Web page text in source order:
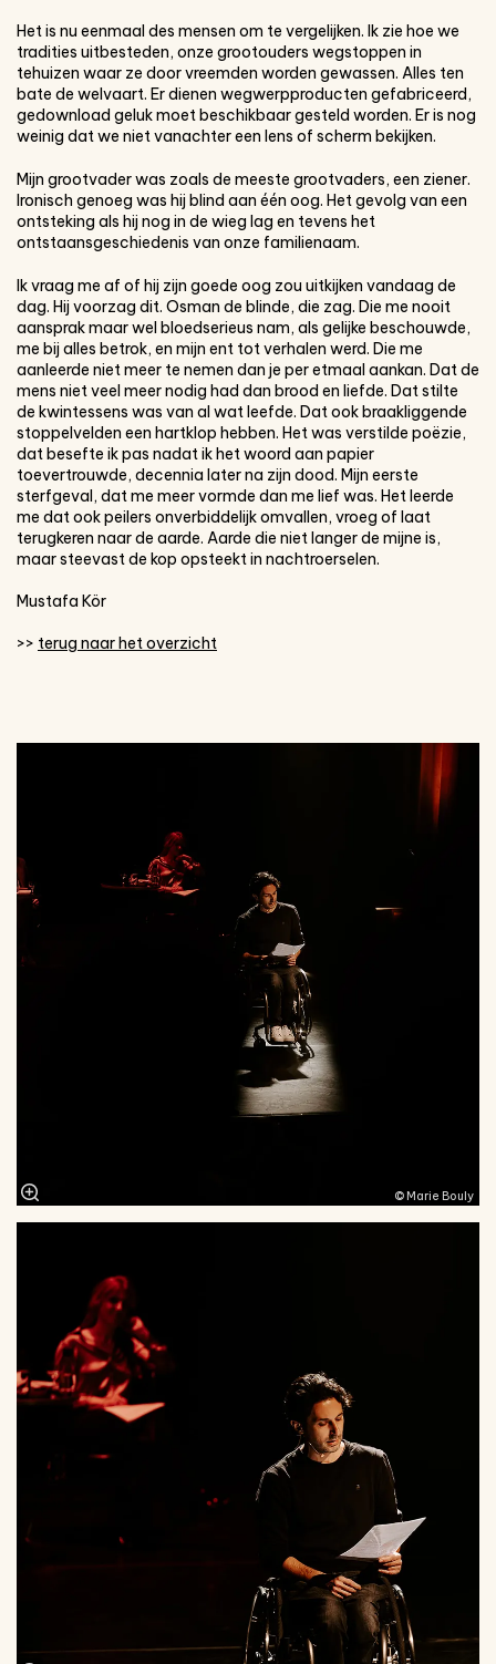
Het is nu eenmaal des mensen om te vergelijken. Ik zie hoe we
tradities uitbesteden, onze grootouders wegstoppen in
tehuizen waar ze door vreemden worden gewassen. Alles ten
bate de welvaart. Er dienen wegwerpproducten gefabriceerd,
gedownload geluk moet beschikbaar gesteld worden. Er is nog
weinig dat we niet vanachter een lens of scherm bekijken.
Mijn grootvader was zoals de meeste grootvaders, een ziener.
Ironisch genoeg was hij blind aan één oog. Het gevolg van een
ontsteking als hij nog in de wieg lag en tevens het
ontstaansgeschiedenis van onze familienaam.
Ik vraag me af of hij zijn goede oog zou uitkijken vandaag de
dag. Hij voorzag dit. Osman de blinde, die zag. Die me nooit
aansprak maar wel bloedserieus nam, als gelijke beschouwde,
me bij alles betrok, en mijn ent tot verhalen werd. Die me
aanleerde niet meer te nemen dan je per etmaal aankan. Dat de
mens niet veel meer nodig had dan brood en liefde. Dat stilte
de kwintessens was van al wat leefde. Dat ook braakliggende
stoppelvelden een hartklop hebben. Het was verstilde poëzie,
dat besefte ik pas nadat ik het woord aan papier
toevertrouwde, decennia later na zijn dood. Mijn eerste
sterfgeval, dat me meer vormde dan me lief was. Het leerde
me dat ook peilers onverbiddelijk omvallen, vroeg of laat
terugkeren naar de aarde. Aarde die niet langer de mijne is,
maar steevast de kop opsteekt in nachtroerselen.
Mustafa Kör
>> terug naar het overzicht
© Marie Bouly